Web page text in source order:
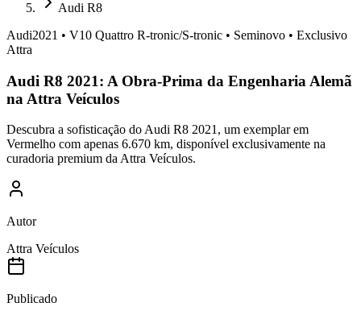
Audi R8
Audi2021 • V10 Quattro R-tronic/S-tronic • Seminovo • Exclusivo
Attra
Audi R8 2021: A Obra-Prima da Engenharia Alemã
na Attra Veículos
Descubra a sofisticação do Audi R8 2021, um exemplar em
Vermelho com apenas 6.670 km, disponível exclusivamente na
curadoria premium da Attra Veículos.
Autor
Attra Veículos
Publicado